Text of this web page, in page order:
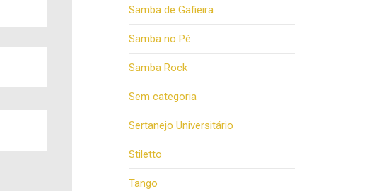
Samba de Gafieira
Samba no Pé
Samba Rock
Sem categoria
Sertanejo Universitário
Stiletto
Tango